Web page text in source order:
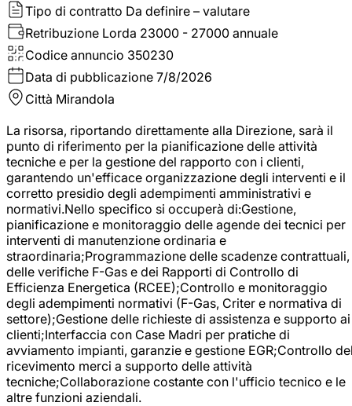
Tipo di contratto Da definire – valutare
Retribuzione Lorda 23000 - 27000 annuale
Codice annuncio 350230
Data di pubblicazione 7/8/2026
Città Mirandola
La risorsa, riportando direttamente alla Direzione, sarà il
punto di riferimento per la pianificazione delle attività
tecniche e per la gestione del rapporto con i clienti,
garantendo un'efficace organizzazione degli interventi e il
corretto presidio degli adempimenti amministrativi e
normativi.Nello specifico si occuperà di:Gestione,
pianificazione e monitoraggio delle agende dei tecnici per
interventi di manutenzione ordinaria e
straordinaria;Programmazione delle scadenze contrattuali,
delle verifiche F-Gas e dei Rapporti di Controllo di
Efficienza Energetica (RCEE);Controllo e monitoraggio
degli adempimenti normativi (F-Gas, Criter e normativa di
settore);Gestione delle richieste di assistenza e supporto ai
clienti;Interfaccia con Case Madri per pratiche di
avviamento impianti, garanzie e gestione EGR;Controllo
ricevimento merci a supporto delle attività
tecniche;Collaborazione costante con l'ufficio tecnico e le
altre funzioni aziendali.